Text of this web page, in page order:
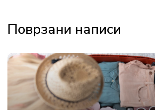
Поврзани написи